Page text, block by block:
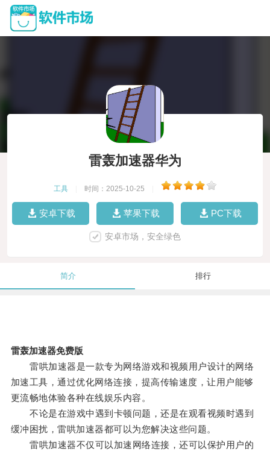
雷轰加速器华为
工具 时间：2025-10-25
安卓下载 苹果下载 PC下载
安卓市场，安全绿色
简介 排行
雷轰加速器免费版
雷哄加速器是一款专为网络游戏和视频用户设计的网络
加速工具，通过优化网络连接，提高传输速度，让用户能够
更流畅地体验各种在线娱乐内容。
不论是在游戏中遇到卡顿问题，还是在观看视频时遇到
缓冲困扰，雷哄加速器都可以为您解决这些问题。
雷哄加速器不仅可以加速网络连接，还可以保护用户的